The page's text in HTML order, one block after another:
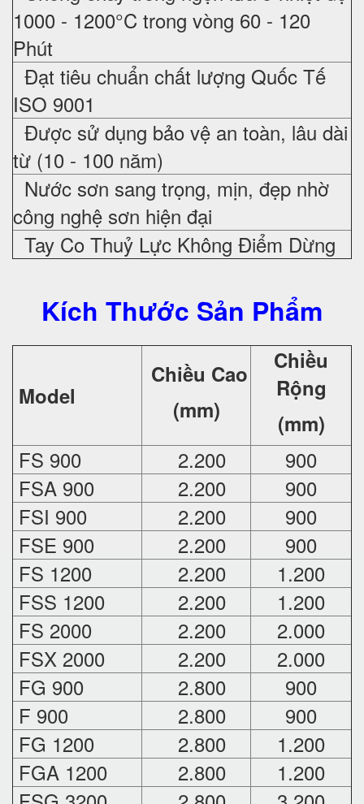
1000 - 1200°C trong vòng 60 - 120
Phút
Đạt tiêu chuẩn chất lượng Quốc Tế
ISO 9001
Được sử dụng bảo vệ an toàn, lâu dài
từ (10 - 100 năm)
Nước sơn sang trọng, mịn, đẹp nhờ
công nghệ sơn hiện đại
Tay Co Thuỷ Lực Không Điểm Dừng
Kích Thước Sản Phẩm
Model
Chiều Cao
(mm)
Chiều
Rộng
(mm)
FS 900 2.200
900
FSA 900
2.200
900
FSI 900
2.200
900
FSE 900
2.200
900
FS 1200
2.200
1.200
FSS 1200
2.200
1.200
FS 2000
2.200
2.000
FSX 2000
2.200
2.000
FG 900
2.800
900
F 900
2.800
900
FG 1200
2.800
1.200
FGA 1200
2.800
1.200